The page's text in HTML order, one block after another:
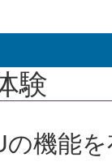
験
の機能